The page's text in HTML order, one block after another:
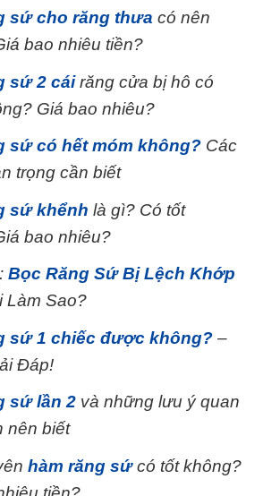
sứ cho răng thưa có nên
bao nhiêu tiền?
sứ 2 cáirăng cửa bị hô có
Giá bao nhiêu?
sứ có hết móm không?Các
trọng cần biết
sứ khểnh là gì? Có tốt
bao nhiêu?
Bọc Răng Sứ Bị Lệch Khớp
Làm Sao?
sứ 1 chiếc được không?–
Đáp!
sứ lần 2và những lưu ý quan
nên biết
hàm răng sứcó tốt không?